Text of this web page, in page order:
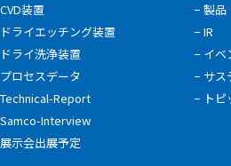
CVD装置
ドライエッチング装置
ドライ洗浄装置
プロセスデータ
Technical-Report
Samco-Interview
展示会出展予定
製品
IR
イベ
サス
ト